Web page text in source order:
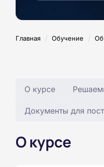
Главная / Обучение /
О курсе
Документы для
О курсе